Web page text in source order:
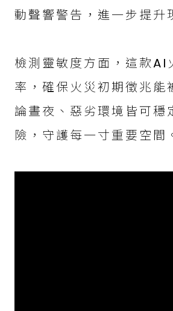
動聲響警告，進一步提升
檢測靈敏度方面，這款
率，確保火災初期徵兆
論晝夜、惡劣環境皆可
險，守護每一寸重要空間